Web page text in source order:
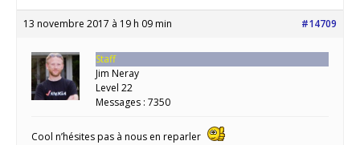
13 novembre 2017 à 19 h 09 min #14709
Staff
Jim Neray
Level 22
Messages : 7350
Cool n’hésites pas à nous en reparler